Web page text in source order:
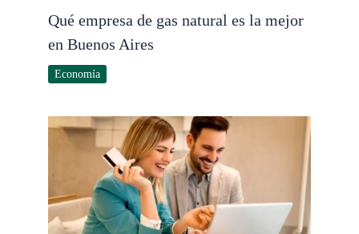
Qué empresa de gas natural es la mejor
en Buenos Aires
Economía